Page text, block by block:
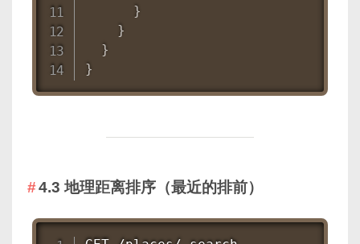
}
}
}
}
4.3 地理距离排序（最近的排前）